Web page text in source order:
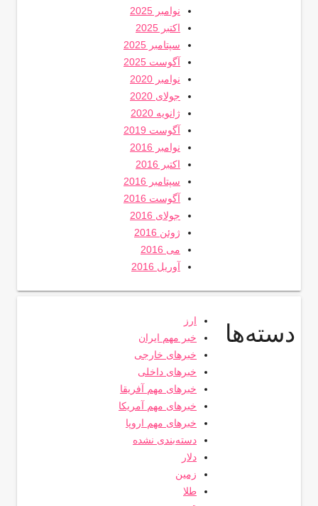
نوامبر 2025
اکتبر 2025
سپتامبر 2025
آگوست 2025
نوامبر 2020
جولای 2020
ژانویه 2020
آگوست 2019
نوامبر 2016
اکتبر 2016
سپتامبر 2016
آگوست 2016
جولای 2016
ژوئن 2016
می 2016
آوریل 2016
دسته‌ها
ارز
خبر مهم ایران
خبرهای خارجی
خبرهای داخلی
خبرهای مهم آفریقا
خبرهای مهم آمریکا
خبرهای مهم اروپا
دسته‌بندی نشده
دلار
زمین
طلا